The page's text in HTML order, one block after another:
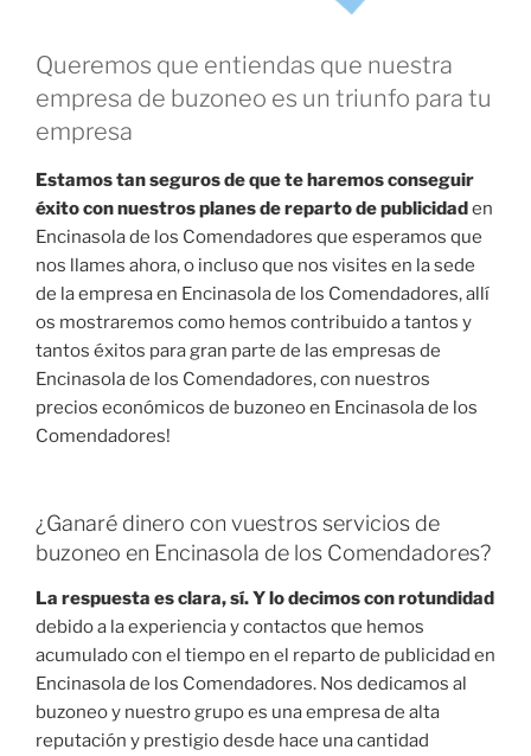
Queremos que entiendas que nuestra
empresa de buzoneo es un triunfo para tu
empresa
Estamos tan seguros de que te haremos conseguir
éxito con nuestros planes de reparto de publicidaden
Encinasola de los Comendadores que esperamos que
nos llames ahora, o incluso que nos visites en la sede
de la empresa en Encinasola de los Comendadores, allí
os mostraremos como hemos contribuido a tantos y
tantos éxitos para gran parte de las empresas de
Encinasola de los Comendadores, con nuestros
precios económicos de buzoneo en Encinasola de los
Comendadores!
¿Ganaré dinero con vuestros servicios de
buzoneo en Encinasola de los Comendadores?
La respuesta es clara, sí. Y lo decimos con rotundidad
debido a la experiencia y contactos que hemos
acumulado con el tiempo en el reparto de publicidad en
Encinasola de los Comendadores. Nos dedicamos al
buzoneo y nuestro grupo es una empresa de alta
reputación y prestigio desde hace una cantidad